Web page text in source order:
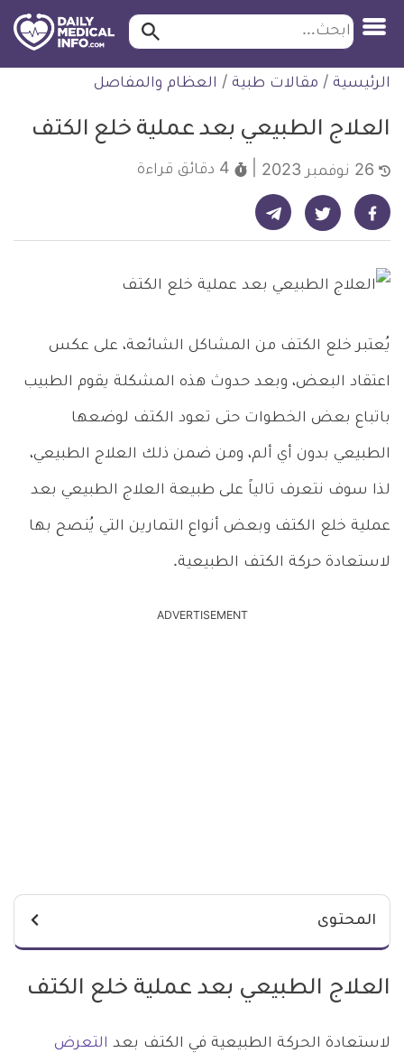
التخطي
للمحتوى
طبية
ابحث ابحث…
الرئيسية / مقالات طبية / العظام والمفاصل
العلاج الطبيعي بعد عملية خلع الكتف
4 دقائق قراءة
شارك على فيسبوك - ديلي ميديكال انفو شارك على تويتر - ديلي ميديكال انفو شارك على تيليجرام - ديلي ميديكال انفو
يُعتبر خلع الكتف من المشاكل الشائعة، على عكس
اعتقاد البعض، وبعد حدوث هذه المشكلة يقوم الطبيب
باتباع بعض الخطوات حتى تعود الكتف لوضعها
الطبيعي بدون أي ألم، ومن ضمن ذلك العلاج الطبيعي،
لذا سوف نتعرف تالياً على طبيعة العلاج الطبيعي بعد
عملية خلع الكتف وبعض أنواع التمارين التي يُنصح بها
لاستعادة حركة الكتف الطبيعية.
ADVERTISEMENT
المحتوى
العلاج الطبيعي بعد عملية خلع الكتف
لاستعادة الحركة الطبيعية في الكتف بعد التعرض